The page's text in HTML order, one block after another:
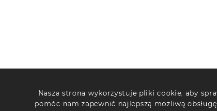
Nasza strona wykorzystuje pliki cookie, aby
pomóc nam zapewnić najlepszą możliwą